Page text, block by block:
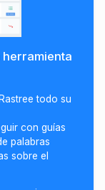
todo su
con guías
palabras
sobre el